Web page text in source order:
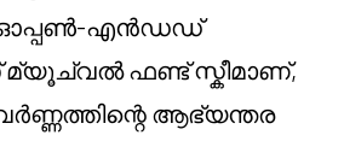
ഓപ്പൺ-എൻഡഡ്
മ്യൂച്വൽ ഫണ്ട് സ്കീമാണ്,
ആഭ്യന്തര